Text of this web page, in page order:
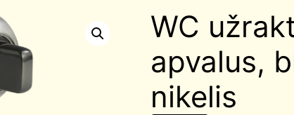
WC
apvalus,
nikelis